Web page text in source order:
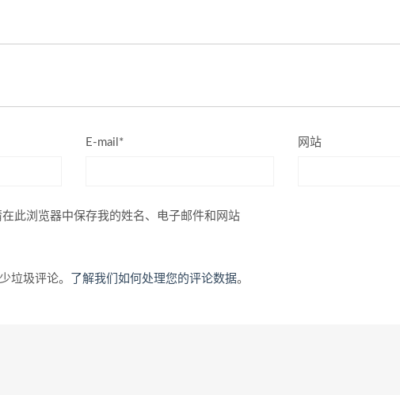
E-mail* 网站
在此浏览器中保存我的姓名、电子邮件和网站
垃圾评论。 了解我们如何处理您的评论数据。